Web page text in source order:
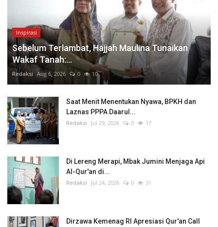
Inspirasi
Sebelum Terlambat, Hajjah Maulina Tunaikan
Wakaf Tanah:...
Redaksi Aug 6, 2026 0 10
Saat Menit Menentukan Nyawa, BPKH dan
Laznas PPPA Daarul...
Redaksi Jul 29, 2026 0 17
Di Lereng Merapi, Mbak Jumini Menjaga Api
Al-Qur'an di...
Redaksi Jul 24, 2026 0 31
Dirzawa Kemenag RI Apresiasi Qur'an Call